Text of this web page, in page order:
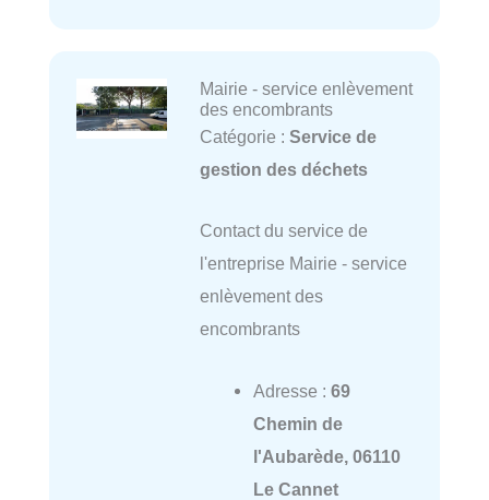
Mairie - service enlèvement
des encombrants
Catégorie : Service de
gestion des déchets
Contact du service de
l'entreprise Mairie - service
enlèvement des
encombrants
Adresse : 69
Chemin de
l'Aubarède, 06110
Le Cannet